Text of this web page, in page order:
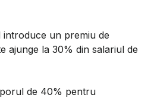
un premiu de
ajunge la 30% din salariul de
de 40% pentru